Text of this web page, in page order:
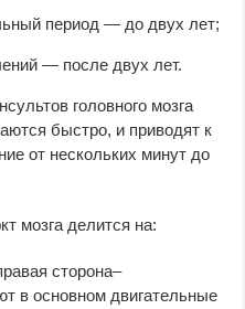
период — до двух лет;
— после двух лет.
головного мозга
быстро, и приводят к
от нескольких минут до
мозга делится на:
сторона–
в основном двигательные